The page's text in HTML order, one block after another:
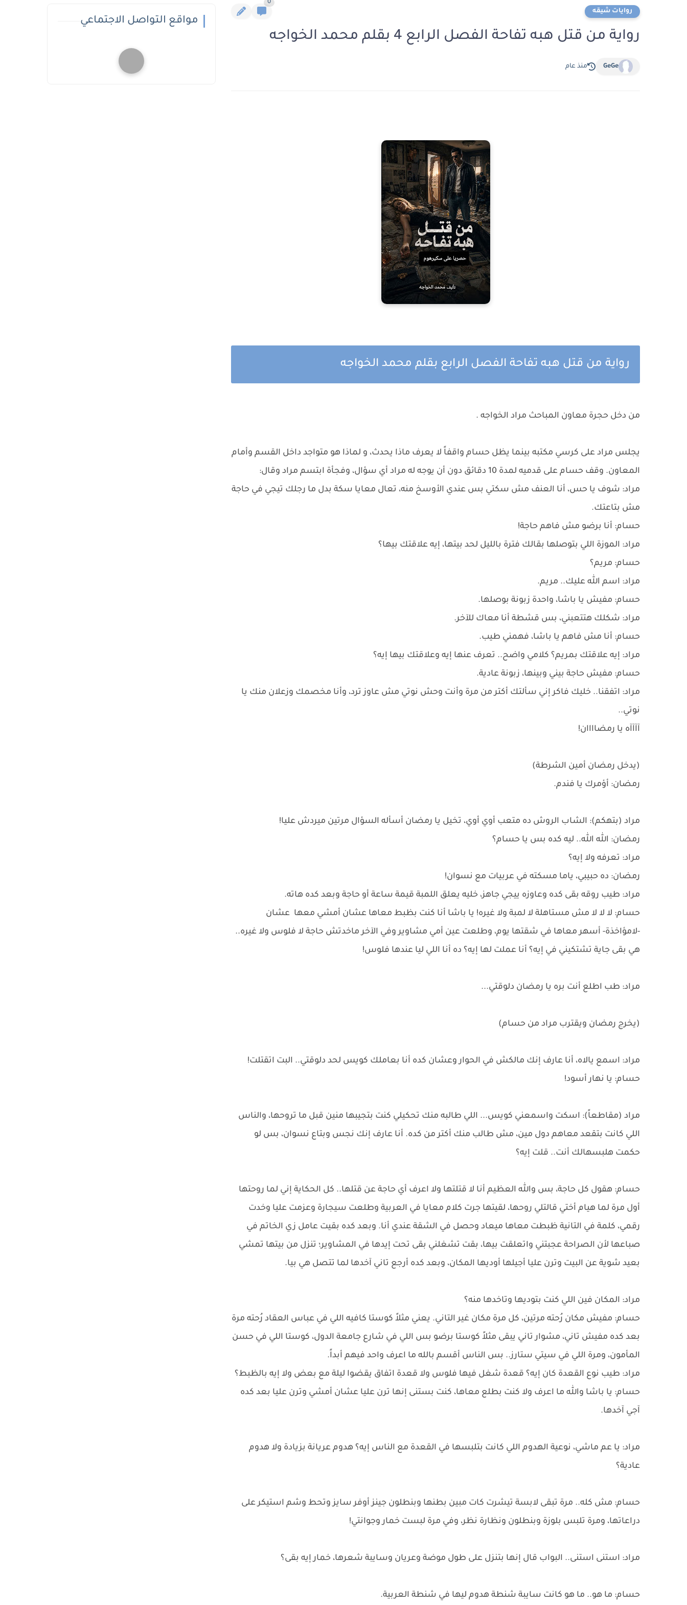
روايات شيقه
0
رواية من قتل هبه تفاحة الفصل الرابع 4 بقلم محمد الخواجه
GeGe منذ عام
رواية من قتل هبه تفاحة الفصل الرابع بقلم محمد الخواجه
من دخل حجرة معاون المباحث مراد الخواجه .
​يجلس مراد على كرسي مكتبه بينما يظل حسام واقفاً لا يعرف ماذا يحدث، و لماذا هو متواجد داخل القسم وأمام
المعاون. وقف حسام على قدميه لمدة 10 دقائق دون أن يوجه له مراد أي سؤال، وفجأة ابتسم مراد وقال:
​مراد: شوف يا حس، أنا العنف مش سكتي بس عندي الأوسخ منه، تعال معايا سكة بدل ما رجلك تيجي في حاجة
مش بتاعتك.
حسام: أنا برضو مش فاهم حاجة!
مراد: الموزة اللي بتوصلها بقالك فترة بالليل لحد بيتها، إيه علاقتك بيها؟
حسام: مريم؟
مراد: اسم الله عليك.. مريم.
حسام: مفيش يا باشا، واحدة زبونة بوصلها.
مراد: شكلك هتتعبني، بس قشطة أنا معاك للآخر.
حسام: أنا مش فاهم يا باشا، فهمني طيب.
مراد: إيه علاقتك بمريم؟ كلامي واضح.. تعرف عنها إيه وعلاقتك بيها إيه؟
حسام: مفيش حاجة بيني وبينها، زبونة عادية.
مراد: اتفقنا.. خليك فاكر إني سألتك أكتر من مرة وأنت وحش نوتي مش عاوز ترد، وأنا مخصمك وزعلان منك يا
نوتي..
آآآآه يا رمضاااان!
​(يدخل رمضان أمين الشرطة)
رمضان: أؤمرك يا فندم.
مراد (بتهكم): الشاب الروش ده متعب أوي أوي، تخيل يا رمضان أسأله السؤال مرتين ميردش عليا!
رمضان: الله الله.. ليه كده بس يا حسام؟
مراد: تعرفه ولا إيه؟
رمضان: ده حبيبي، ياما مسكته في عربيات مع نسوان!
مراد: طيب روقه بقى كده وعاوزه ييجي جاهز، خليه يعلق اللمبة قيمة ساعة أو حاجة وبعد كده هاته.
حسام: لا لا لا مش مستاهلة لا لمبة ولا غيره! يا باشا أنا كنت بظبط معاها عشان أمشي معها عشان
-لامؤاخذة- أسهر معاها في شقتها يوم، وطلعت عين أمي مشاوير وفي الآخر ماخدتش حاجة لا فلوس ولا غيره..
هي بقى جاية تشتكيني في إيه؟ أنا عملت لها إيه؟ ده أنا اللي ليا عندها فلوس!
مراد: طب اطلع أنت بره يا رمضان دلوقتي...
​(يخرج رمضان ويقترب مراد من حسام)
مراد: اسمع يالاه، أنا عارف إنك مالكش في الحوار وعشان كده أنا بعاملك كويس لحد دلوقتي.. البت اتقتلت!
حسام: يا نهار أسود!
مراد (مقاطعاً): اسكت واسمعني كويس... اللي طالبه منك تحكيلي كنت بتجيبها منين قبل ما تروحها، والناس
اللي كانت بتقعد معاهم دول مين، مش طالب منك أكتر من كده. أنا عارف إنك نجس وبتاع نسوان، بس لو
حكمت هلبسهالك أنت.. قلت إيه؟
حسام: هقول كل حاجة، بس والله العظيم أنا لا قتلتها ولا اعرف أي حاجة عن قتلها.. كل الحكاية إني لما روحتها
أول مرة لما هيام أختي قالتلي روحها، لقيتها جرت كلام معايا في العربية وطلعت سيجارة وعزمت عليا وخدت
رقمي، كلمة في التانية ظبطت معاها ميعاد وحصل في الشقة عندي أنا. وبعد كده بقيت عامل زي الخاتم في
صباعها لأن الصراحة عجبتني واتعلقت بيها، بقت تشغلني بقى تحت إيدها في المشاوير؛ تنزل من بيتها تمشي
بعيد شوية عن البيت وترن عليا أجيلها أوديها المكان، وبعد كده أرجع تاني آخدها لما تتصل هي بيا.
مراد: المكان فين اللي كنت بتوديها وتاخدها منه؟
حسام: مفيش مكان رُحته مرتين، كل مرة مكان غير التاني. يعني مثلاً كوستا كافيه اللي في عباس العقاد رُحته مرة
بعد كده مفيش تاني، مشوار تاني يبقى مثلاً كوستا برضو بس اللي في شارع جامعة الدول، كوستا اللي في حسن
المأمون، ومرة اللي في سيتي ستارز.. بس الناس أقسم بالله ما اعرف واحد فيهم أبداً.
مراد: طيب نوع القعدة كان إيه؟ قعدة شغل فيها فلوس ولا قعدة اتفاق يقضوا ليلة مع بعض ولا إيه بالظبط؟
حسام: يا باشا والله ما اعرف ولا كنت بطلع معاها، كنت بستنى إنها ترن عليا عشان أمشي وترن عليا بعد كده
آجي آخدها.
مراد: يا عم ماشي، نوعية الهدوم اللي كانت بتلبسها في القعدة مع الناس إيه؟ هدوم عريانة بزيادة ولا هدوم
عادية؟
حسام: مش كله.. مرة تبقى لابسة تيشرت كات مبين بطنها وبنطلون جينز أوفر سايز وتحط وشم استيكر على
دراعاتها، ومرة تلبس بلوزة وبنطلون ونظارة نظر، وفي مرة لبست خمار وجوانتي!
مراد: استنى استنى.. البواب قال إنها بتنزل على طول موضة وعريان وسايبة شعرها، خمار إيه بقى؟
حسام: ما هو.. ما هو كانت سايبة شنطة هدوم ليها في شنطة العربية.
مواقع التواصل الاجتماعي